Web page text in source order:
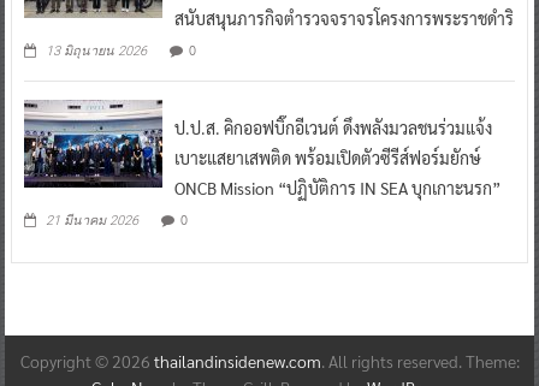
สนับสนุนภารกิจตำรวจจราจรโครงการพระราชดำริ
13 มิถุนายน 2026 0
ป.ป.ส. คิกออฟบิ๊กอีเวนต์ ดึงพลังมวลชนร่วมแจ้ง
เบาะแสยาเสพติด พร้อมเปิดตัวซีรีส์ฟอร์มยักษ์
ONCB Mission “ปฏิบัติการ IN SEA บุกเกาะนรก”
21 มีนาคม 2026 0
Copyright © 2026 thailandinsidenew.com. All rights reserved. Theme: